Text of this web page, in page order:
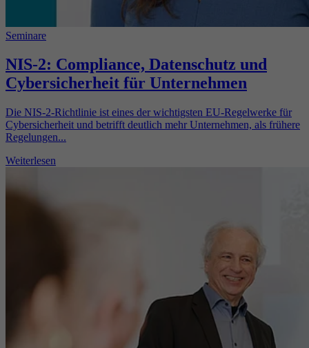
Seminare
NIS-2: Compliance, Datenschutz und
Cybersicherheit für Unternehmen
Die NIS-2-Richtlinie ist eines der wichtigsten EU-Regelwerke für
Cybersicherheit und betrifft deutlich mehr Unternehmen, als frühere
Regelungen...
Weiterlesen